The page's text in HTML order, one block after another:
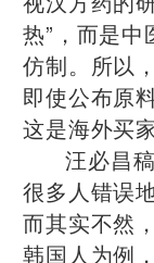
热”，而是
仿制。所以
即使公布原
这是海外买
汪必昌
很多人错误
而其实不然
韩国人为例